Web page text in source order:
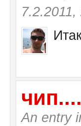
7.2.2011,
An entry